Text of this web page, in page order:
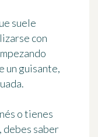
suele
con
un guisante,
o tienes
debes saber